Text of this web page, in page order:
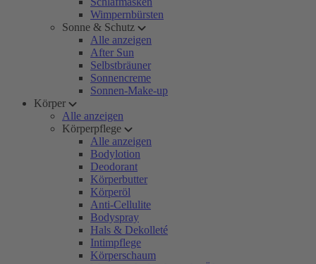
Wimpernbürsten
Sonne & Schutz
Alle anzeigen
After Sun
Selbstbräuner
Sonnencreme
Sonnen-Make-up
Körper
Alle anzeigen
Körperpflege
Alle anzeigen
Bodylotion
Deodorant
Körperbutter
Körperöl
Anti-Cellulite
Bodyspray
Hals & Dekolleté
Intimpflege
Körperschaum